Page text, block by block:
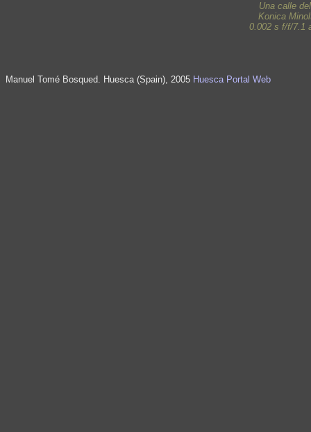
Una calle
Konica
0.002 s f/f/7.1
Manuel Tomé Bosqued. Huesca (Spain), 2005 Huesca Portal Web